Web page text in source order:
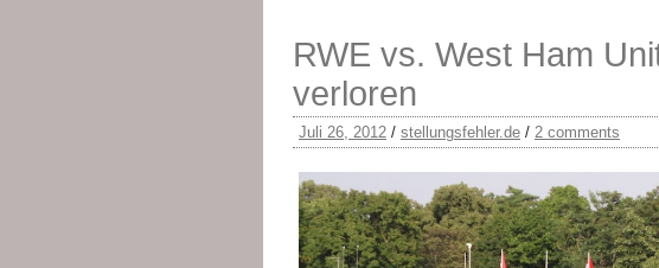
RWE vs. West Ham
verloren
Juli 26, 2012 / stellungsfehler.de / 2 comments